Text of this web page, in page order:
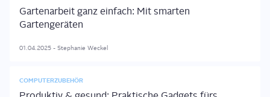
Gartenarbeit ganz einfach: Mit smarten
Gartengeräten
01.04.2025 - Stephanie Weckel
COMPUTERZUBEHÖR